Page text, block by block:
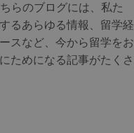
らのブログには、私た
るあらゆる情報、留学経
スなど、今から留学をお
ためになる記事がたくさ